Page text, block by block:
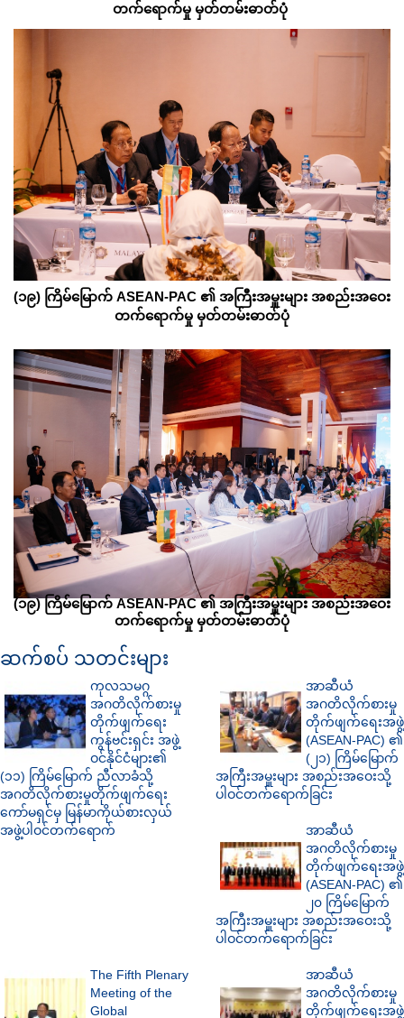
တက်ရောက်မှု မှတ်တမ်းဓာတ်ပုံ
(၁၉) ကြိမ်မြောက် ASEAN-PAC ၏ အကြီးအမှူးများ အစည်းအဝေး
တက်ရောက်မှု မှတ်တမ်းဓာတ်ပုံ
(၁၉) ကြိမ်မြောက်ASEAN-PAC၏ အကြီးအမှူးများ အစည်းအဝေး
တက်ရောက်မှု မှတ်တမ်းဓာတ်ပုံ
ဆက်စပ် သတင်းများ
ကုလသမဂ္ဂ
အဂတိလိုက်စားမှု
တိုက်ဖျက်ရေး
ကွန်ဗင်းရှင်း အဖွဲ့
ဝင်နိုင်ငံများ၏
(၁၁) ကြိမ်မြောက် ညီလာခံသို့
အဂတိလိုက်စားမှုတိုက်ဖျက်ရေး
ကော်မရှင်မှ မြန်မာကိုယ်စားလှယ်
အဖွဲ့ပါဝင်တက်ရောက်
အာဆီယံ
အဂတိလိုက်စားမှု
တိုက်ဖျက်ရေးအဖွဲ့
(ASEAN-PAC) ၏
(၂၁) ကြိမ်မြောက်
အကြီးအမှူးများ အစည်းအဝေးသို့
ပါဝင်တက်ရောက်ခြင်း
အာဆီယံ
အဂတိလိုက်စားမှု
တိုက်ဖျက်ရေးအဖွဲ့
(ASEAN-PAC) ၏
၂၀ ကြိမ်မြောက်
အကြီးအမှူးများ အစည်းအဝေးသို့
ပါဝင်တက်ရောက်ခြင်း
The Fifth Plenary
Meeting of the
Global
အာဆီယံ
အဂတိလိုက်စားမှု
တိုက်ဖျက်ရေးအဖွဲ့